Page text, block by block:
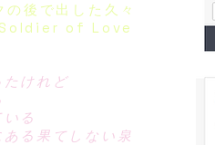
後で出した久々
Soldier of Love
たけれど
る
る果てしない泉